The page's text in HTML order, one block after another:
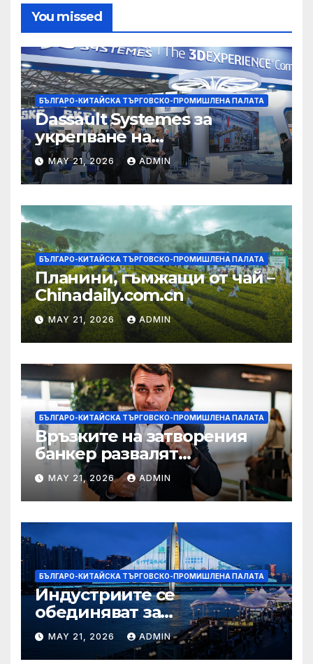
You missed
БЪЛГАРО-КИТАЙСКА ТЪРГОВСКО-ПРОМИШЛЕНА ПАЛАТА
Dassault Systemes за
укрепване на
изграждането на AI
екосистема в Китай
MAY 21, 2026 ADMIN
БЪЛГАРО-КИТАЙСКА ТЪРГОВСКО-ПРОМИШЛЕНА ПАЛАТА
Планини, гъмжащи от чай –
Chinadaily.com.cn
MAY 21, 2026 ADMIN
БЪЛГАРО-КИТАЙСКА ТЪРГОВСКО-ПРОМИШЛЕНА ПАЛАТА
Връзките на затворения
банкер развалят
надеждите на Флавио
Болсонаро за президент на
Бразилия
MAY 21, 2026 ADMIN
БЪЛГАРО-КИТАЙСКА ТЪРГОВСКО-ПРОМИШЛЕНА ПАЛАТА
Индустриите се
обединяват за
висококачествен растеж на
културния и
MAY 21, 2026 ADMIN